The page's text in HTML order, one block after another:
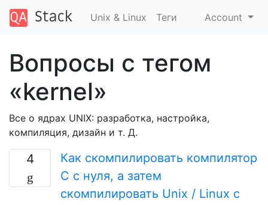
Unix & Linux Теги Account
Вопросы с тегом
«kernel»
Все о ядрах UNIX: разработка, настройка,
компиляция, дизайн и т. Д.
4
Как скомпилировать компилятор
C с нуля, а затем
скомпилировать Unix / Linux с